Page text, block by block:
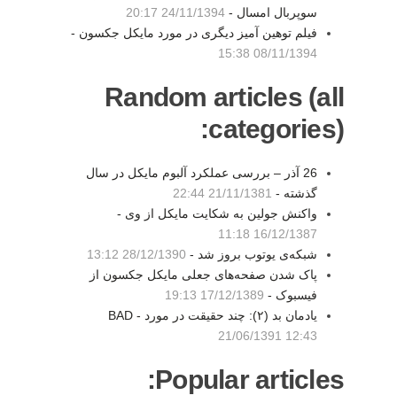
سوپربال امسال - 24/11/1394 20:17
فیلم توهین آمیز دیگری در مورد مایکل جکسون -
08/11/1394 15:38
Random articles (all
categories):
26 آذر – بررسی عملكرد آلبوم مايكل در سال
گذشته - 21/11/1381 22:44
واکنش جولین به شکایت مایکل از وی -
16/12/1387 11:18
شبکه‌ی یوتوب بروز شد - 28/12/1390 13:12
پاک شدن صفحه‌های جعلی مایکل جکسون از
فیسبوک - 17/12/1389 19:13
یادمان بد (۲): چند حقیقت در مورد BAD -
21/06/1391 12:43
Popular articles: